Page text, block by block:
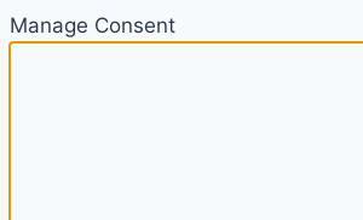
Manage Consent